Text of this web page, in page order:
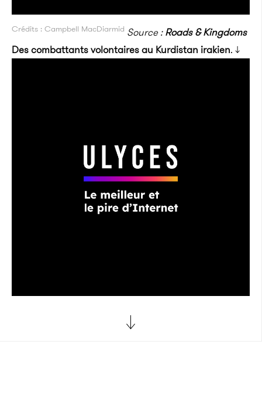
Crédits : Campbell MacDiarmid Source :Roads & Kingdoms
Des combattants volontaires au Kurdistan irakien. ↓